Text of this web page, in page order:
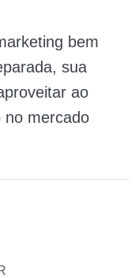
bem
sua
ao
no mercado